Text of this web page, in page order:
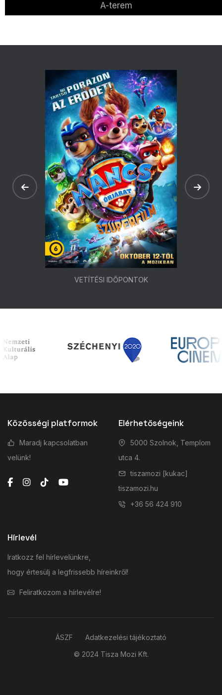
A-terem
VETÍTÉSI IDŐPONTOK
Közösségi platformok
Maradj kapcsolatban
velünk!
Elérhetőségeink
5000 Szolnok, Templom
utca 4.
tiszamozi [kukac]
tiszamozi.hu
+36 56 424 910
Hírlevél
Iratkozz fel hírlevelünkre,
hogy értesülj a legfrissebb híreinkről!
Feliratkozom a hírlevélre!
© 2024 Tisza Mozi Kft.
ÁSZF Adatkezelési tájékoztató